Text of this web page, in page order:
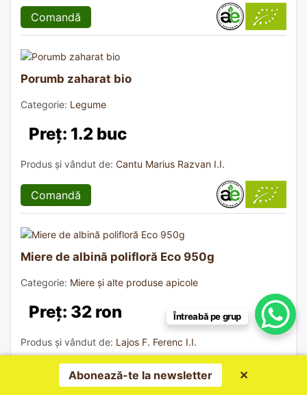
Comandă
Porumb zaharat bio
Categorie: Legume
Preț: 1.2 buc
Produs și vândut de: Cantu Marius Razvan I.I.
Comandă
Miere de albină polifloră Eco 950g
Categorie: Miere și alte produse apicole
Preț: 32 ron
Produs și vândut de: Lajos F. Ferenc I.I.
ComandăAbonează-te la newsletter ✕
Întreabă pe grup